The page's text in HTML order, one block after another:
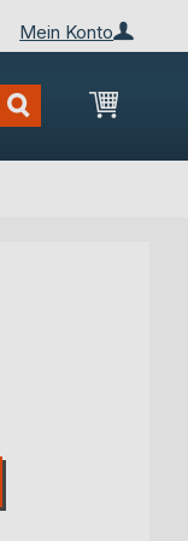
Mein Konto
Mein